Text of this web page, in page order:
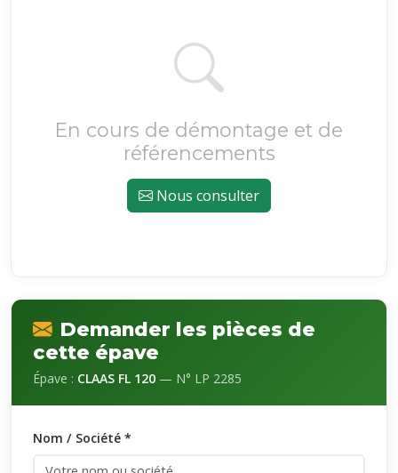
En cours de démontage et de
référencements
Nous consulter
Demander les pièces de
cette épave
Épave : CLAAS FL 120 — N° LP 2285
Nom / Société *